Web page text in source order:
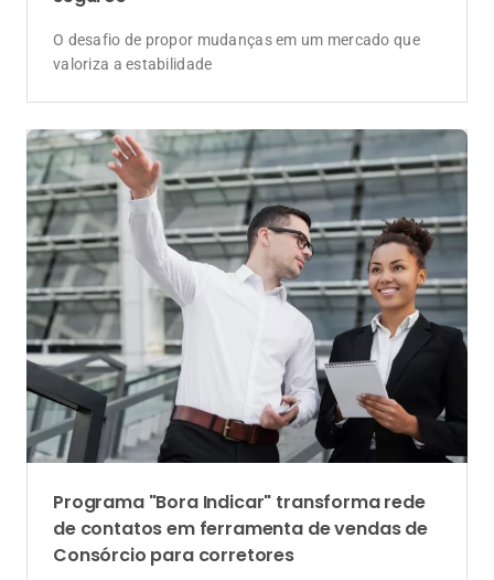
Programa "Bora Indicar" transforma rede
de contatos em ferramenta de vendas de
Consórcio para corretores
Estratégia de recomendação concede desconto na
parcela para clientes indicadores e gera novas
oportunidades de comissionamento